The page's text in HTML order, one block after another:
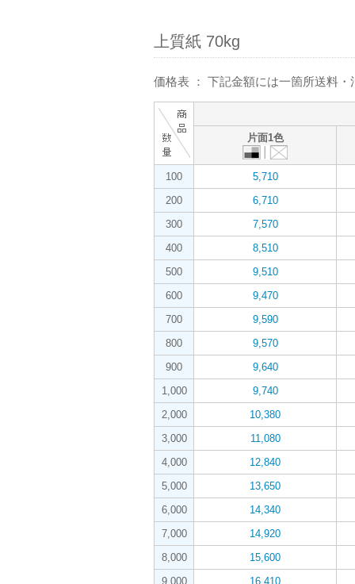
上質紙 70kg
価格表 ： 下記金額には一箇所送料
片面1色
100
5,710
200
6,710
300
7,570
400
8,510
500
9,510
600
9,470
700
9,590
800
9,570
900
9,640
1,000
9,740
2,000
10,380
3,000
11,080
4,000
12,840
5,000
13,650
6,000
14,340
7,000
14,920
8,000
15,600
9,000
16,410